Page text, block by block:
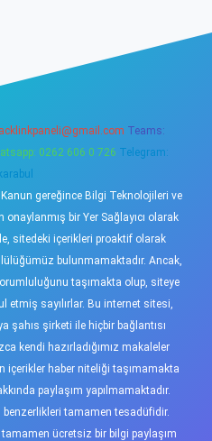
Teams:
0262 606 0 726 Telegram:
gereğince Bilgi Teknolojileri ve
bir Yer Sağlayıcı olarak
sitedeki içerikleri proaktif olarak
bulunmamaktadır. Ancak,
taşımakta olup, siteye
etmiş sayılırlar. Bu internet sitesi,
şahıs şirketi ile hiçbir bağlantısı
kendi hazırladığımız makaleler
içerikler haber niteliği taşımamakta
paylaşım yapılmamaktadır.
tamamen tesadüfidir.
ücretsiz bir bilgi paylaşım